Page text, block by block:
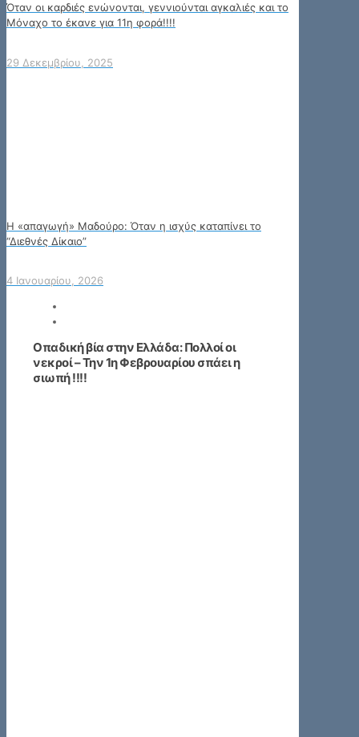
Όταν οι καρδιές ενώνονται, γεννιούνται αγκαλιές και το
Μόναχο το έκανε για 11η φορά!!!!
29 Δεκεμβρίου, 2025
Η «απαγωγή» Μαδούρο: Όταν η ισχύς καταπίνει το
“Διεθνές Δίκαιο”
4 Ιανουαρίου, 2026
Οπαδική βία στην Ελλάδα: Πολλοί οι
νεκροί – Την 1η Φεβρουαρίου σπάει η
σιωπή !!!!